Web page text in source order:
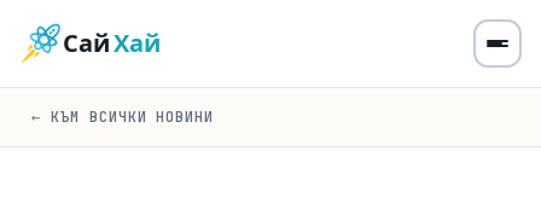
СайХай
← КЪМ ВСИЧКИ НОВИНИ